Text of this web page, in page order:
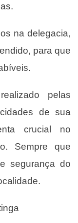
na delegacia,
para que
pelas
de sua
crucial no
Sempre que
segurança do